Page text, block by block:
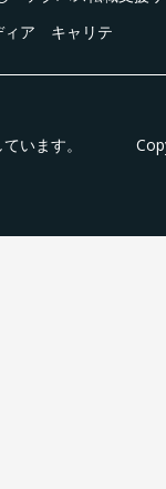
ィア キャリテ
います。